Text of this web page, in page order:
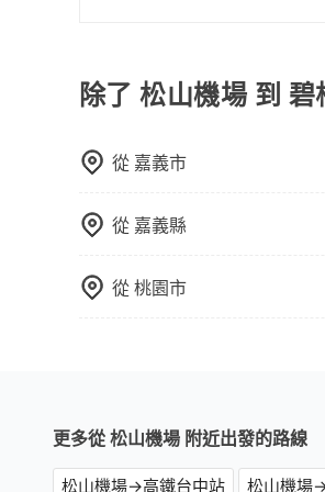
司機的服務質量。
除了 松山機場 到
從 嘉義市
從 嘉義縣
從桃園市
更多從 松山機場 附近出發的路線
松山機場→高鐵台中站 松山機場